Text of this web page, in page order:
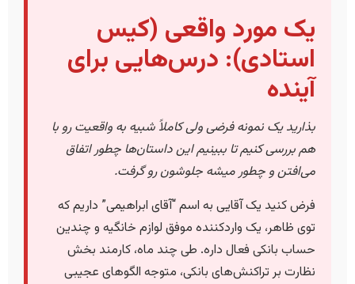
یک مورد واقعی (کیس
استادی): درس‌هایی برای
آینده
بذارید یک نمونه فرضی ولی کاملاً شبیه به واقعیت رو با
هم بررسی کنیم تا ببینیم این داستان‌ها چطور اتفاق
می‌افتن و چطور میشه جلوشون رو گرفت.
فرض کنید یک آقایی به اسم “آقای ابراهیمی” داریم که
توی ظاهر، یک واردکننده موفق لوازم خانگیه و چندین
حساب بانکی فعال داره. طی چند ماه، کارمند بخش
نظارت بر تراکنش‌های بانکی، متوجه الگوهای عجیبی